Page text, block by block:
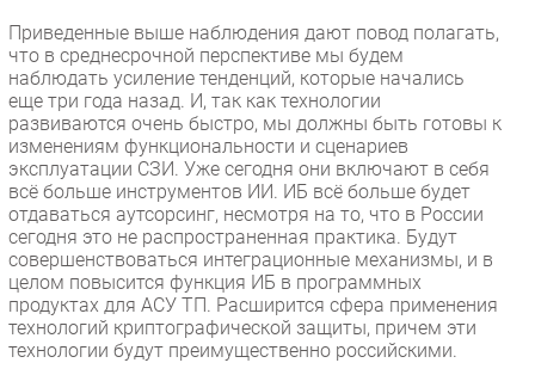
Приведенные выше наблюдения дают повод полагать,
что в среднесрочной перспективе мы будем
наблюдать усиление тенденций, которые начались
еще три года назад. И, так как технологии
развиваются очень быстро, мы должны быть готовы к
изменениям функциональности и сценариев
эксплуатации СЗИ. Уже сегодня они включают в себя
всё больше инструментов ИИ. ИБ всё больше будет
отдаваться аутсорсинг, несмотря на то, что в России
сегодня это не распространенная практика. Будут
совершенствоваться интеграционные механизмы, и в
целом повысится функция ИБ в программных
продуктах для АСУ ТП. Расширится сфера применения
технологий криптографической защиты, причем эти
технологии будут преимущественно российскими.